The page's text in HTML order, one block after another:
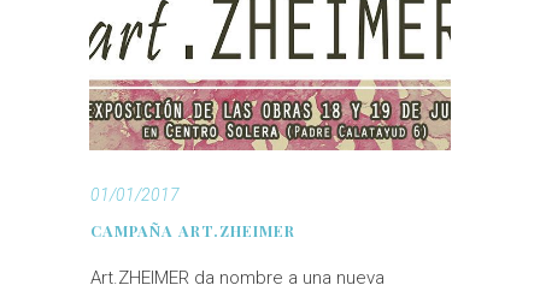
01/01/2017
CAMPAÑA ART.ZHEIMER
Art.ZHEIMER da nombre a una nueva